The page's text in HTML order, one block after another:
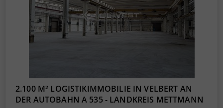
2.100 M² LOGISTIKIMMOBILIE IN VELBERT AN
DER AUTOBAHN A 535 - LANDKREIS METTMANN